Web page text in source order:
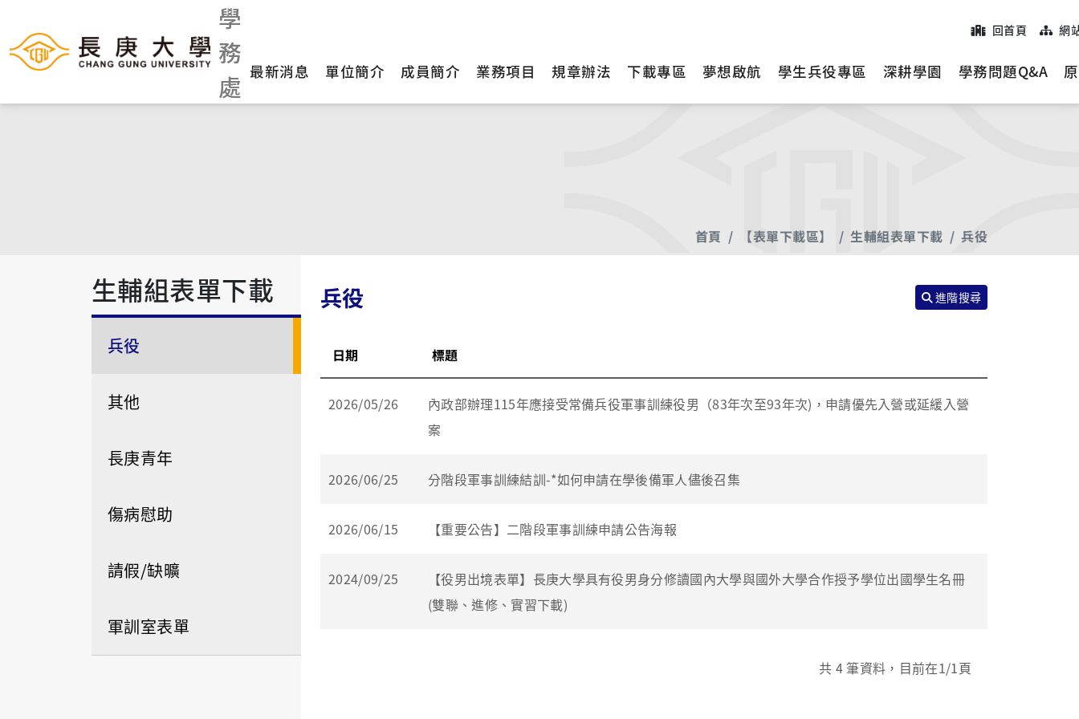
學
務
處
回首頁 網
最新消息 單位簡介 成員簡介 業務項目 規章辦法 下載專區 夢想啟航 學生兵役專區 深耕學園 學務問題Q&A
首頁 【表單下載區】 生輔組表單下載 兵役
生輔組表單下載
兵役
其他
長庚青年
傷病慰助
請假/缺曠
軍訓室表單
兵役 進階搜尋
日期 標題
2026/05/26
內政部辦理115年應接受常備兵役軍事訓練役男（83年次至93年次)，申請優先入營或延緩入營
案
2026/06/25 分階段軍事訓練結訓-*如何申請在學後備軍人儘後召集
2026/06/15 【重要公告】二階段軍事訓練申請公告海報
2024/09/25
【役男出境表單】長庚大學具有役男身分修讀國內大學與國外大學合作授予學位出國學生名冊
(雙聯、進修、實習下載)
共4 筆資料，目前在1/1頁